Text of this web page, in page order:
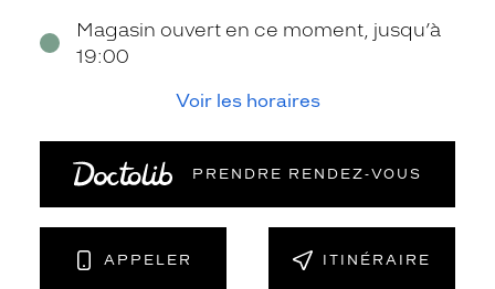
Magasin ouvert en ce moment, jusqu’à
19:00
Voir les horaires
PRENDRE RENDEZ‑VOUS
APPELER ITINÉRAIRE